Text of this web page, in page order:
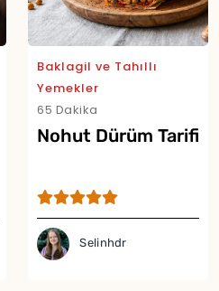
Baklagil ve Tahıllı
Yemekler
65 Dakika
Nohut Dürüm Tarifi
Selinhdr